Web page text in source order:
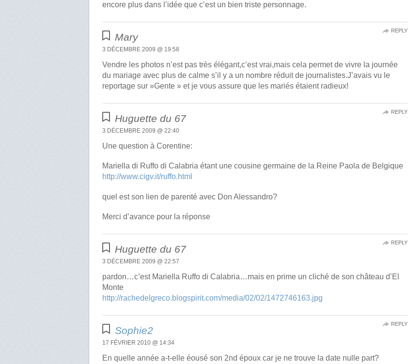
encore plus dans l’idée que c’est un bien triste personnage.
Mary
3 DÉCEMBRE 2009 @ 19:58
Vendre les photos n’est pas très élégant,c’est vrai,mais cela permet de vivre la journée
du mariage avec plus de calme s’il y a un nombre réduit de journalistes.J’avais vu le
reportage sur »Gente » et je vous assure que les mariés étaient radieux!
REPLY
Huguette du 67
3 DÉCEMBRE 2009 @ 22:40
Une question à Corentine:
Mariella di Ruffo di Calabria étant une cousine germaine de la Reine Paola de Belgique
http://www.cigv.it/ruffo.html
quel est son lien de parenté avec Don Alessandro?
Merci d’avance pour la réponse
REPLY
Huguette du 67
3 DÉCEMBRE 2009 @ 22:57
pardon…c’est Mariella Ruffo di Calabria…mais en prime un cliché de son château d’El
Monte
http://rachedelgreco.blogspirit.com/media/02/02/1472746163.jpg
REPLY
Sophie2
17 FÉVRIER 2010 @ 14:34
En quelle année a-t-elle éousé son 2nd époux car je ne trouve la date nulle part?
REPLY